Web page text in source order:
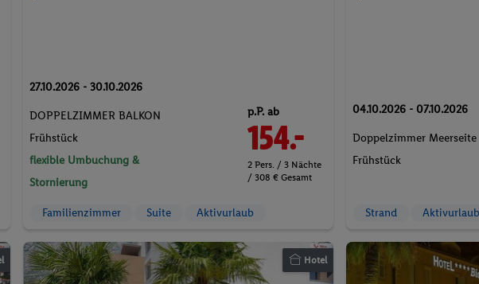
27.10.2026 - 30.10.2026
DOPPELZIMMER BALKON
Frühstück
flexible Umbuchung &
Stornierung
p.P. ab
154.-
2 Pers. / 3 Nächte
/ 308 € Gesamt
Familienzimmer Suite Aktivurlaub
04.10.2026 - 07.10.2026
Doppelzimmer Meerseite
Frühstück
Strand Aktivurlaub
Hotel